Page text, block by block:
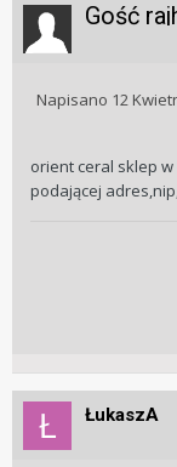
Gość
Napisano 12
orient ceral sklep w
podającej
ŁukaszA